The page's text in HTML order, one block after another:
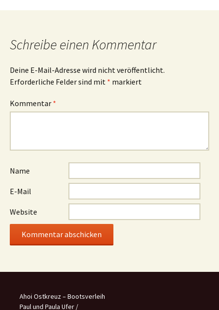
Schreibe einen Kommentar
Deine E-Mail-Adresse wird nicht veröffentlicht.
Erforderliche Felder sind mit * markiert
Kommentar *
Name
E-Mail
Website
Ahoi Ostkreuz – Bootsverleih
Paul und Paula Ufer /